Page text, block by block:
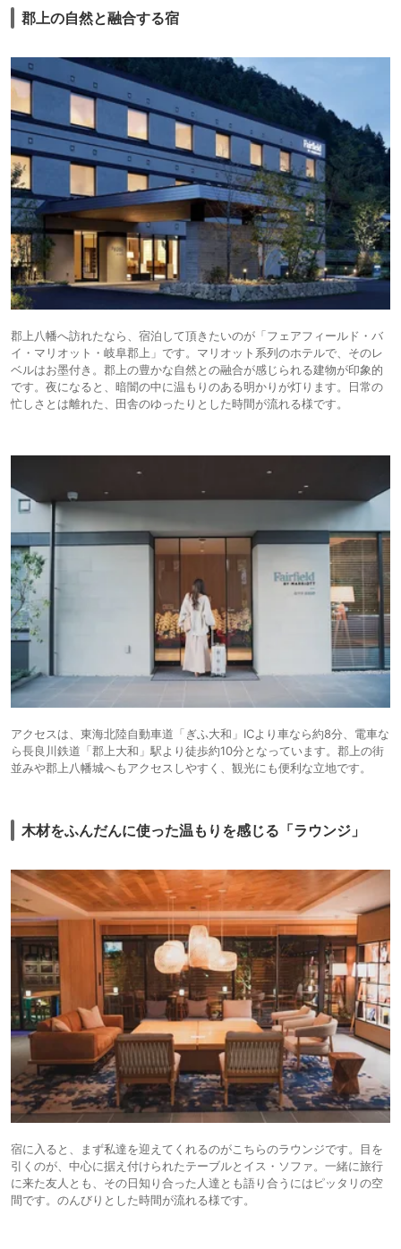
郡上の自然と融合する宿
郡上八幡へ訪れたなら、宿泊して頂きたいのが「フェアフィールド・バ
イ・マリオット・岐阜郡上」です。マリオット系列のホテルで、そのレ
ベルはお墨付き。郡上の豊かな自然との融合が感じられる建物が印象的
です。夜になると、暗闇の中に温もりのある明かりが灯ります。日常の
忙しさとは離れた、田舎のゆったりとした時間が流れる様です。
アクセスは、東海北陸自動車道「ぎふ大和」ICより車なら約8分、電車な
ら長良川鉄道「郡上大和」駅より徒歩約10分となっています。郡上の街
並みや郡上八幡城へもアクセスしやすく、観光にも便利な立地です。
木材をふんだんに使った温もりを感じる「ラウンジ」
宿に入ると、まず私達を迎えてくれるのがこちらのラウンジです。目を
引くのが、中心に据え付けられたテーブルとイス・ソファ。一緒に旅行
に来た友人とも、その日知り合った人達とも語り合うにはピッタリの空
間です。のんびりとした時間が流れる様です。